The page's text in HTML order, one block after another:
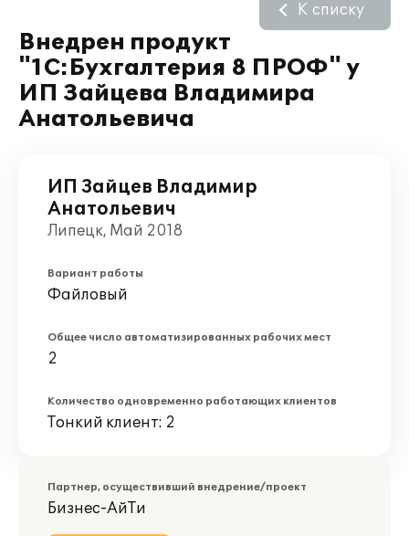
Внедрен продукт
"1С:Бухгалтерия 8 ПРОФ" у
ИП Зайцева Владимира
Анатольевича
К списку
ИП Зайцев Владимир
Анатольевич
Липецк, Май 2018
Вариант работы
Файловый
Общее число автоматизированных рабочих мест
2
Количество одновременно работающих клиентов
Тонкий клиент: 2
Партнер, осуществивший внедрение/проект
Бизнес-АйТи